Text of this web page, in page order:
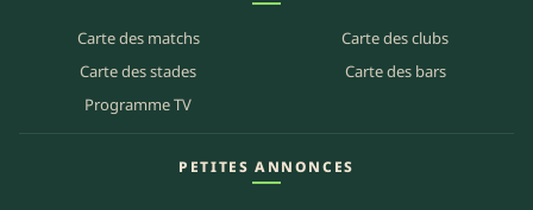
Carte des matchs
Carte des clubs
Carte des stades
Carte des bars
Programme TV
PETITES ANNONCES